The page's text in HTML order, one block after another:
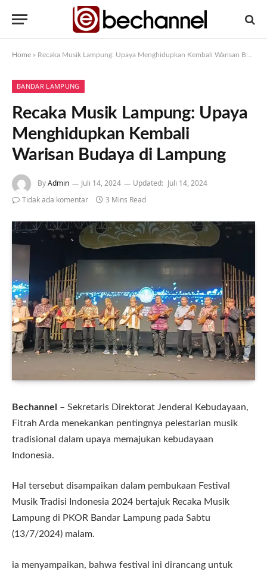
Home » Recaka Musik Lampung: Upaya Menghidupkan Kembali Warisan Budaya di Lampung
BANDAR LAMPUNG
Recaka Musik Lampung: Upaya
Menghidupkan Kembali
Warisan Budaya di Lampung
ByAdmin Juli 14, 2024 Updated: Juli 14, 2024
Tidak ada komentar
3 Mins Read
Bechannel
– Sekretaris Direktorat Jenderal Kebudayaan,
Fitrah Arda menekankan pentingnya pelestarian musik
tradisional dalam upaya memajukan kebudayaan
Indonesia.
Hal tersebut disampaikan dalam pembukaan Festival
Musik Tradisi Indonesia 2024 bertajuk Recaka Musik
Lampung di PKOR Bandar Lampung pada Sabtu
(13/7/2024) malam.
ia menyampaikan, bahwa festival ini dirancang untuk